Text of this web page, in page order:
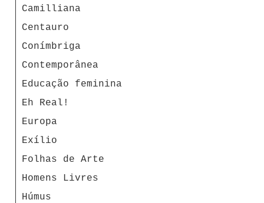
Camilliana
Centauro
Conímbriga
Contemporânea
Educação feminina
Eh Real!
Europa
Exílio
Folhas de Arte
Homens Livres
Húmus